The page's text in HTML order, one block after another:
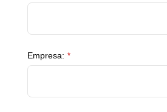
Empresa: *